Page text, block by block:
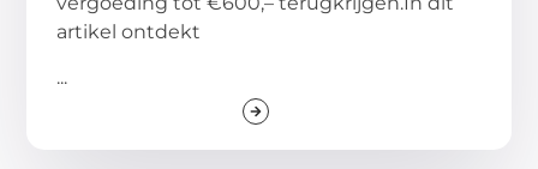
artikel ontdekt
...